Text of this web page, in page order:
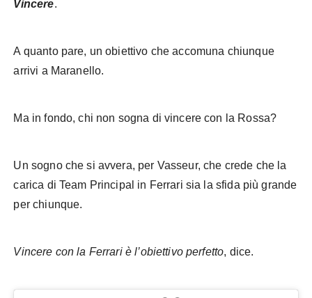
Vincere.
A quanto pare, un obiettivo che accomuna chiunque
arrivi a Maranello.
Ma in fondo, chi non sogna di vincere con la Rossa?
Un sogno che si avvera, per Vasseur, che crede che la
carica di Team Principal in Ferrari sia la sfida più grande
per chiunque.
Vincere con la Ferrari è l’obiettivo perfetto, dice.